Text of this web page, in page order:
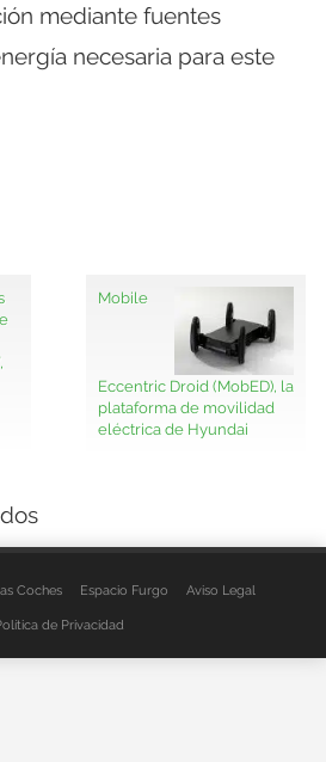
mediante fuentes
necesaria para este
Mobile
Eccentric Droid (MobED), la
plataforma de movilidad
eléctrica de Hyundai
Coches Espacio Furgo Aviso Legal
de Privacidad